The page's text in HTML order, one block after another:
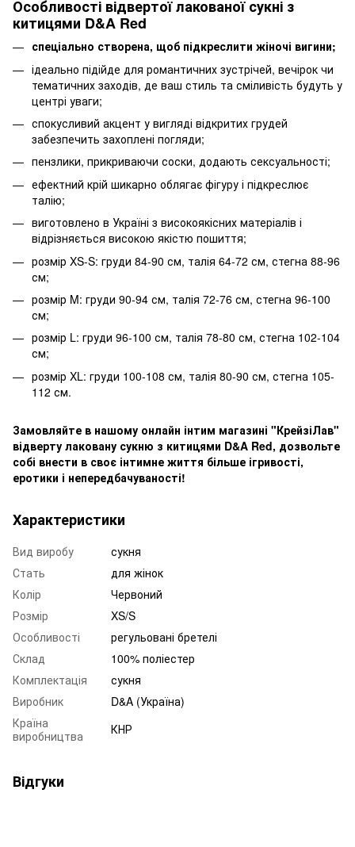
Особливості відвертої лакованої сукні з
китицями D&A Red
спеціально створена, щоб підкреслити жіночі вигини;
ідеально підійде для романтичних зустрічей, вечірок чи
тематичних заходів, де ваш стиль та сміливість будуть у
центрі уваги;
спокусливий акцент у вигляді відкритих грудей
забезпечить захоплені погляди;
пензлики, прикриваючи соски, додають сексуальності;
ефектний крій шикарно облягає фігуру і підкреслює
талію;
виготовлено в Україні з високоякісних матеріалів і
відрізняється високою якістю пошиття;
розмір XS-S: груди 84-90 см, талія 64-72 см, стегна 88-96
см;
розмір M: груди 90-94 см, талія 72-76 см, стегна 96-100
см;
розмір L: груди 96-100 см, талія 78-80 см, стегна 102-104
см;
розмір XL: груди 100-108 см, талія 80-90 см, стегна 105-
112 см.
Замовляйте в нашому онлайн інтим магазині "КрейзіЛав"
відверту лаковану сукню з китицями D&A Red, дозвольте
собі внести в своє інтимне життя більше ігривості,
еротики і непередбачуваності!
Характеристики
Вид виробу
сукня
Стать
для жінок
Колір
Червоний
Розмір
XS/S
Особливості
регульовані бретелі
Склад
100% поліестер
Комплектація
сукня
Виробник
D&A (Україна)
Країна
виробництва
КНР
Відгуки